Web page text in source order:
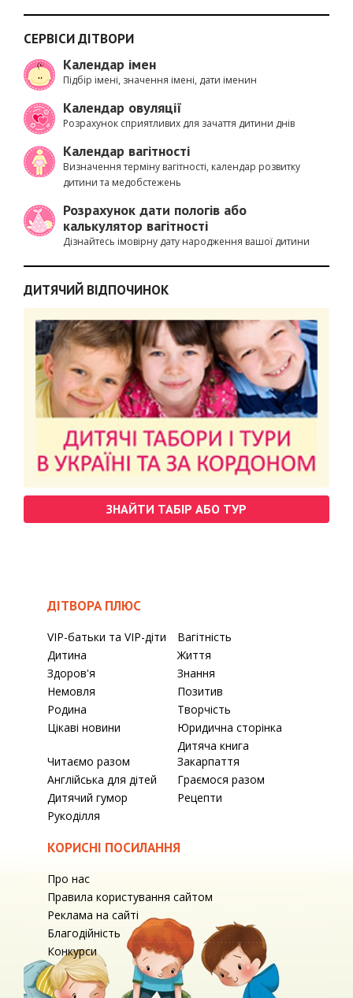
СЕРВІСИ ДІТВОРИ
Календар імен
Підбір імені, значення імені, дати іменин
Календар овуляції
Розрахунок сприятливих для зачаття дитини днів
Календар вагітності
Визначення терміну вагітності, календар розвитку
дитини та медобстежень
Розрахунок дати пологів або
калькулятор вагітності
Дізнайтесь імовірну дату народження вашої дитини
ДИТЯЧИЙ ВІДПОЧИНОК
ЗНАЙТИ ТАБІР АБО ТУР
ДІТВОРА ПЛЮС
VIP-батьки та VIP-діти
Вагітність
Дитина
Життя
Здоров'я
Знання
Немовля
Позитив
Родина
Творчість
Цікаві новини
Юридична сторінка
Читаємо разом
Дитяча книга
Закарпаття
Англійська для дітей
Граємося разом
Дитячий гумор
Рецепти
Рукоділля
КОРИСНІ ПОСИЛАННЯ
Про нас
Правила користування сайтом
Реклама на сайті
Благодійність
Конкурси